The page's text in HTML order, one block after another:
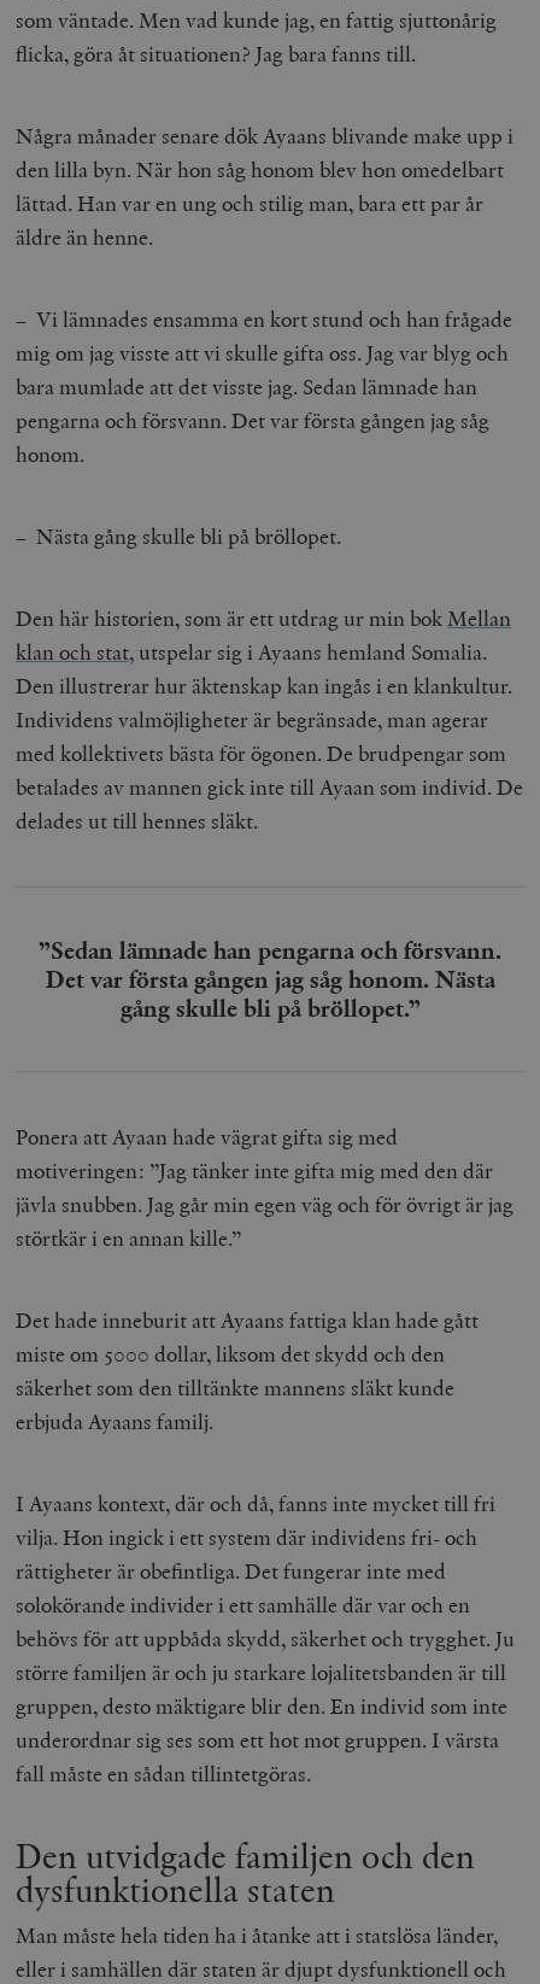
som väntade. Men vad kunde jag, en fattig sjuttonårig
flicka, göra åt situationen? Jag bara fanns till.
Några månader senare dök Ayaans blivande make upp i
den lilla byn. När hon såg honom blev hon omedelbart
lättad. Han var en ung och stilig man, bara ett par år
äldre än henne.
– Vi lämnades ensamma en kort stund och han frågade
mig om jag visste att vi skulle gifta oss. Jag var blyg och
bara mumlade att det visste jag. Sedan lämnade han
pengarna och försvann. Det var första gången jag såg
honom.
– Nästa gång skulle bli på bröllopet.
Den här historien, som är ett utdrag ur min bokMellan
klan och stat, utspelar sig i Ayaans hemland Somalia.
Den illustrerar hur äktenskap kan ingås i en klankultur.
Individens valmöjligheter är begränsade, man agerar
med kollektivets bästa för ögonen. De brudpengar som
betalades av mannen gick inte till Ayaan som individ. De
delades ut till hennes släkt.
”Sedan lämnade han pengarna och försvann.
Det var första gången jag såg honom. Nästa
gång skulle bli på bröllopet.”
Ponera att Ayaan hade vägrat gifta sig med
motiveringen: ”Jag tänker inte gifta mig med den där
jävla snubben. Jag går min egen väg och för övrigt är jag
störtkär i en annan kille.”
Det hade inneburit att Ayaans fattiga klan hade gått
miste om 5000 dollar, liksom det skydd och den
säkerhet som den tilltänkte mannens släkt kunde
erbjuda Ayaans familj.
I Ayaans kontext, där och då, fanns inte mycket till fri
vilja. Hon ingick i ett system där individens fri- och
rättigheter är obefintliga. Det fungerar inte med
solokörande individer i ett samhälle där var och en
behövs för att uppbåda skydd, säkerhet och trygghet. Ju
större familjen är och ju starkare lojalitetsbanden är till
gruppen, desto mäktigare blir den. En individ som inte
underordnar sig ses som ett hot mot gruppen. I värsta
fall måste en sådan tillintetgöras.
Den utvidgade familjen och den
dysfunktionella staten
Man måste hela tiden ha i åtanke att i statslösa länder,
eller i samhällen där staten är djupt dysfunktionell och